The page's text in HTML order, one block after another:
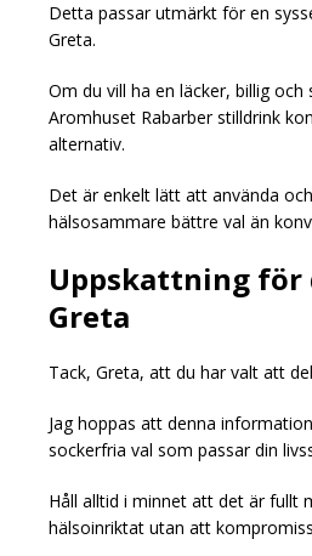
Detta passar utmärkt för en
Greta.
Om du vill ha en läcker, billig
Aromhuset Rabarber stilldrink
alternativ.
Det är enkelt lätt att använda
hälsosammare bättre val än
Uppskattning för
Greta
Tack, Greta, att du har valt att
Jag hoppas att denna
sockerfria val som passar din
Håll alltid i minnet att det är fullt
hälsoinriktat utan att